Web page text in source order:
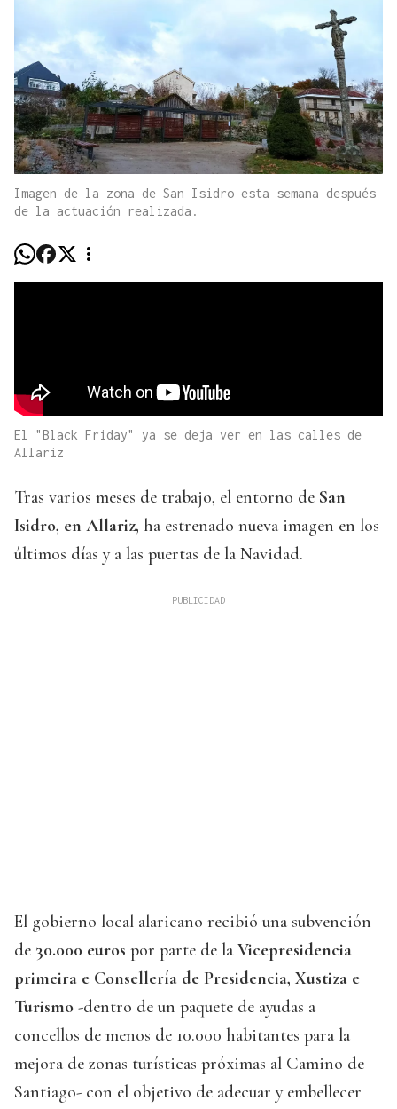
Imagen de la zona de San Isidro esta semana después
de la actuación realizada.
El "Black Friday" ya se deja ver en las calles de
Allariz
Tras varios meses de trabajo, el entorno de San
Isidro, en Allariz, ha estrenado nueva imagen en los
últimos días y a las puertas de la Navidad.
El gobierno local alaricano recibió una subvención
de 30.000 euros por parte de la Vicepresidencia
primeira e Consellería de Presidencia, Xustiza e
Turismo -dentro de un paquete de ayudas a
concellos de menos de 10.000 habitantes para la
mejora de zonas turísticas próximas al Camino de
Santiago- con el objetivo de adecuar y embellecer